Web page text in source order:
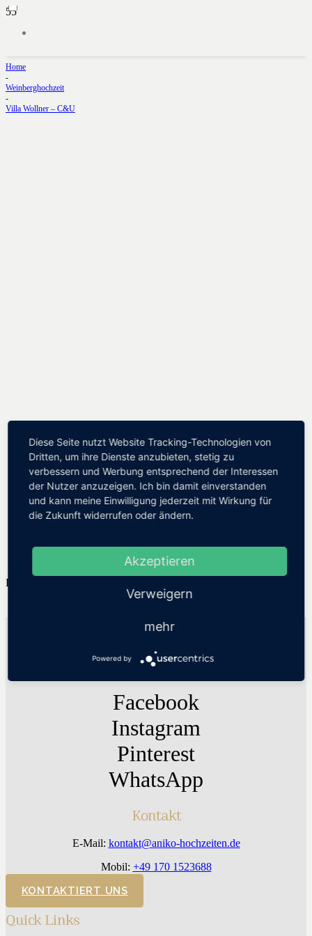
Home
-
Weinberghochzeit
-
Villa Wollner – C&U
Fotograf: Moritz Schlieb
WE LUV TO CELEBRATE GMBH
Facebook
Instagram
Pinterest
WhatsApp
Kontakt
E-Mail: kontakt@aniko-hochzeiten.de
Mobil: +49 170 1523688
KONTAKTIERT UNS
Quick Links
Diese Seite nutzt Website Tracking-Technologien von
Dritten, um ihre Dienste anzubieten, stetig zu
verbessern und Werbung entsprechend der Interessen
der Nutzer anzuzeigen. Ich bin damit einverstanden
und kann meine Einwilligung jederzeit mit Wirkung für
die Zukunft widerrufen oder ändern.
Akzeptieren
Verweigern
mehr
Powered by